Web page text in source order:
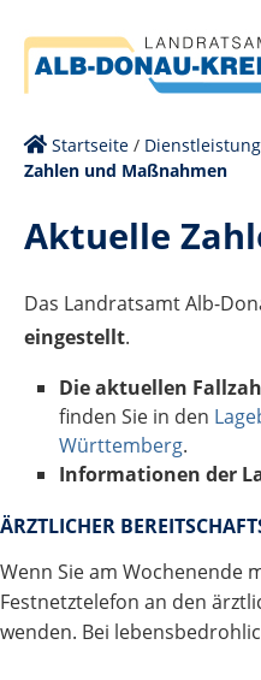
Startseite /
Zahlen und Maßnahmen
Aktuelle
Das Landratsamt Alb-
eingestellt.
Die aktuellen
finden Sie in den
Württemberg.
Informationen der
ÄRZTLICHER
Wenn Sie am Wochenende
Festnetztelefon an den
wenden. Bei